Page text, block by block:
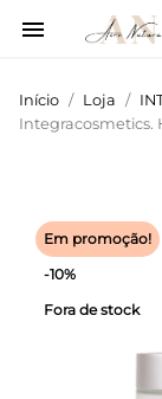

Início Loja
Integracosmetics.
Em promoção!
-10%
Fora de stock